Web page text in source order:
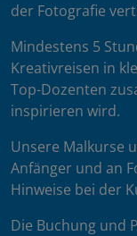
der Fotografie
Mindestens 5
Kreativreisen in
Top-Dozenten
inspirieren wird.
Unsere Malkurse
Anfänger und an
Hinweise bei der
Die Buchung und